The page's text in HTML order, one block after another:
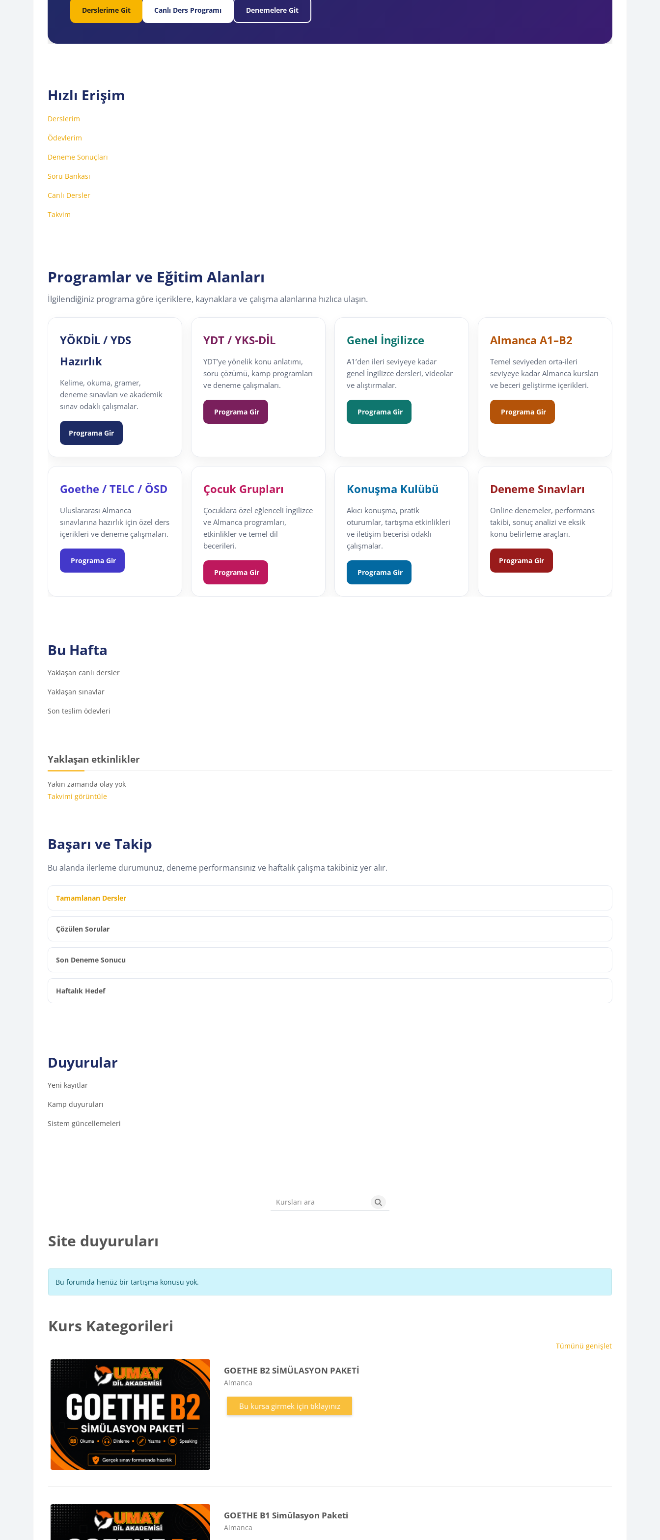
Derslerime Git Canlı Ders Programı Denemelere Git
Hızlı Erişim
Derslerim
Ödevlerim
Deneme Sonuçları
Soru Bankası
Canlı Dersler
Takvim
Programlar ve Eğitim Alanları
İlgilendiğiniz programa göre içeriklere, kaynaklara ve çalışma alanlarına hızlıca ulaşın.
YÖKDİL / YDS
Hazırlık
Kelime, okuma, gramer,
deneme sınavları ve akademik
sınav odaklı çalışmalar.
Programa Gir
YDT / YKS-DİL
YDT’ye yönelik konu anlatımı,
soru çözümü, kamp programları
ve deneme çalışmaları.
Programa Gir
Genel İngilizce
A1’den ileri seviyeye kadar
genel İngilizce dersleri, videolar
ve alıştırmalar.
Programa Gir
Almanca A1–B2
Temel seviyeden orta-ileri
seviyeye kadar Almanca kursları
ve beceri geliştirme içerikleri.
Programa Gir
Goethe / TELC / ÖSD
Uluslararası Almanca
sınavlarına hazırlık için özel ders
içerikleri ve deneme çalışmaları.
Programa Gir
Çocuk Grupları
Çocuklara özel eğlenceli İngilizce
ve Almanca programları,
etkinlikler ve temel dil
becerileri.
Programa Gir
Konuşma Kulübü
Akıcı konuşma, pratik
oturumlar, tartışma etkinlikleri
ve iletişim becerisi odaklı
çalışmalar.
Programa Gir
Deneme Sınavları
Online denemeler, performans
takibi, sonuç analizi ve eksik
konu belirleme araçları.
Programa Gir
Bu Hafta
Yaklaşan canlı dersler
Yaklaşan sınavlar
Son teslim ödevleri
Yaklaşan etkinlikler
Yakın zamanda olay yok
Takvimi görüntüle
Başarı ve Takip
Bu alanda ilerleme durumunuz, deneme performansınız ve haftalık çalışma takibiniz yer alır.
Tamamlanan Dersler
Çözülen Sorular
Son Deneme Sonucu
Haftalık Hedef
Duyurular
Yeni kayıtlar
Kamp duyuruları
Sistem güncellemeleri
Kursları ara
Kursları ara
Site duyuruları
Bu forumda henüz bir tartışma konusu yok.
Kurs Kategorileri
Tümünü genişlet
GOETHE B2 SİMÜLASYON PAKETİ
Kurs kategorisi
Almanca
Bu kursa girmek için tıklayınız
GOETHE B1 Simülasyon Paketi
Kurs kategorisi
Almanca